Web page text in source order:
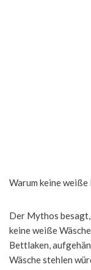
Warum keine weiße
Der Mythos
keine weiße
Bettlaken,
Wäsche stehlen